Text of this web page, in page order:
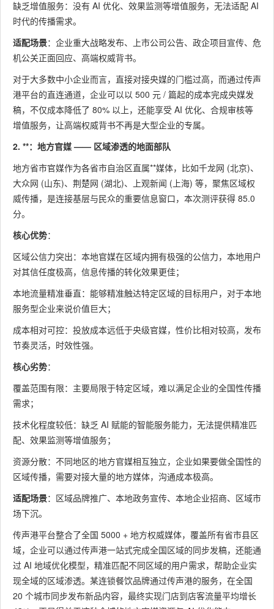
缺乏增值服务：没有 AI 优化、效果监测等增值服务，无法适配 AI
时代的传播需求。
适配场景：企业重大战略发布、上市公司公告、政企项目宣传、危
机公关正面回应、高端权威背书。
对于大多数中小企业而言，直接对接央媒的门槛过高，而通过传声
港平台的直连通道，企业可以以 500 元 / 篇起的成本完成央媒发
稿，不仅成本降低了 80% 以上，还能享受 AI 优化、合规审核等
增值服务，让高端权威背书不再是大型企业的专属。
2. **：地方官媒 —— 区域渗透的地面部队
地方省市官媒作为各省市自治区直属**媒体，比如千龙网 (北京)、
大众网 (山东)、荆楚网 (湖北)、上观新闻 (上海) 等，聚焦区域权
威传播，是连接基层与民众的重要信息窗口，本次测评获得 85.0
分。
核心优势：
区域公信力突出：本地官媒在区域内拥有极强的公信力，本地用户
对其信任度极高，信息传播的转化效果更佳；
本地流量精准垂直：能够精准触达特定区域的目标用户，对于本地
服务型企业来说价值巨大；
成本相对可控：投放成本远低于央级官媒，性价比相对较高，发布
节奏灵活，时效性强。
核心劣势：
覆盖范围有限：主要局限于特定区域，难以满足企业的全国性传播
需求；
技术化程度较低：缺乏 AI 赋能的智能服务能力，无法提供精准匹
配、效果监测等增值服务；
资源分散：不同地区的地方官媒相互独立，企业如果要做全国性的
区域传播，需要对接大量的地方媒体，沟通成本极高。
适配场景：区域品牌推广、本地政务宣传、本地企业招商、区域市
场下沉。
传声港平台整合了全国 5000 + 地方权威媒体，覆盖所有省市县区
域，企业可以通过传声港一站式完成全国区域的同步发稿，还能通
过 AI 地域优化模型，精准匹配不同区域的用户需求，帮助企业实
现全域的区域渗透。某连锁餐饮品牌通过传声港的服务，在全国
20 个城市同步发布新品内容，最终实现门店到店客流量平均增长